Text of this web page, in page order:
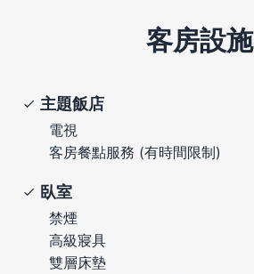
客房設施
主題飯店
電視
客房餐點服務 (有時間限制)
臥室
禁煙
高級寢具
雙層床墊